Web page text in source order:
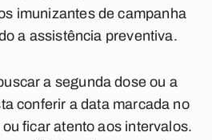
imunizantes de campanha
a assistência preventiva.
a segunda dose ou a
conferir a data marcada no
ficar atento aos intervalos.